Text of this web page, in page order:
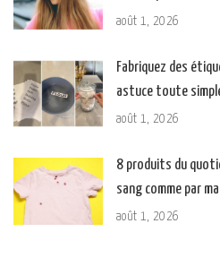
août 1, 2026
Fabriquez des
astuce toute
août 1, 2026
8 produits du
sang comme par
août 1, 2026